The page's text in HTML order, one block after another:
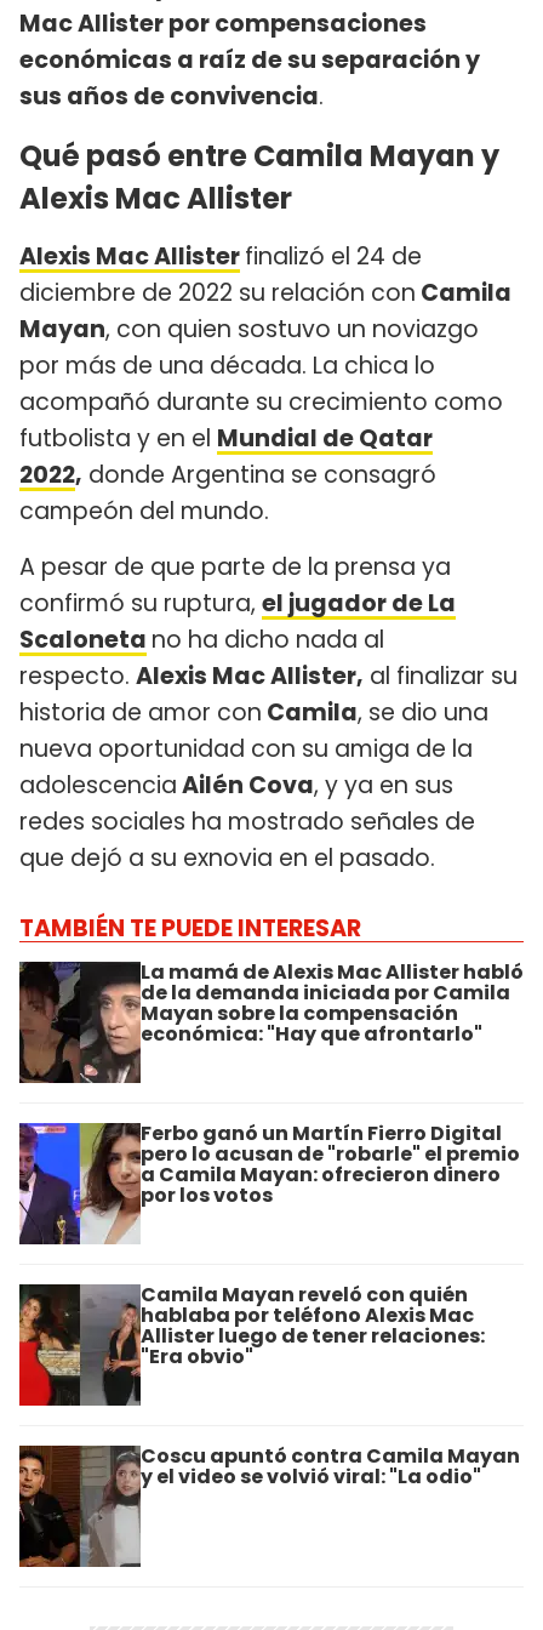
Mac Allister por compensaciones
económicas a raíz de su separación y
sus años de convivencia.
Qué pasó entre Camila Mayan y
Alexis Mac Allister
Alexis Mac Allisterfinalizó el 24 de
diciembre de 2022 su relación con Camila
Mayan, con quien sostuvo un noviazgo
por más de una década. La chica lo
acompañó durante su crecimiento como
futbolista y en el Mundial de Qatar
2022, donde Argentina se consagró
campeón del mundo.
A pesar de que parte de la prensa ya
confirmó su ruptura, el jugador de La
Scaloneta no ha dicho nada al
respecto. Alexis Mac Allister, al finalizar su
historia de amor con Camila, se dio una
nueva oportunidad con su amiga de la
adolescenciaAilén Cova, y ya en sus
redes sociales ha mostrado señales de
que dejó a su exnovia en el pasado.
TAMBIÉN TE PUEDE INTERESAR
La mamá de Alexis Mac Allister habló
de la demanda iniciada por Camila
Mayan sobre la compensación
económica: "Hay que afrontarlo"
Ferbo ganó un Martín Fierro Digital
pero lo acusan de "robarle" el premio
a Camila Mayan: ofrecieron dinero
por los votos
Camila Mayan reveló con quién
hablaba por teléfono Alexis Mac
Allister luego de tener relaciones:
"Era obvio"
Coscu apuntó contra Camila Mayan
y el video se volvió viral: "La odio"